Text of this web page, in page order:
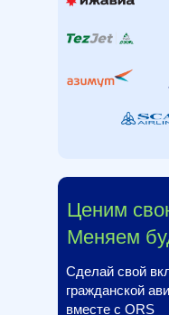
Сделай свой
гражданской
вместе с ORS
Меняем
Ценим